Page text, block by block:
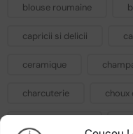
blouse roumaine
capricii si delicii
ceramique
charcuterie choux